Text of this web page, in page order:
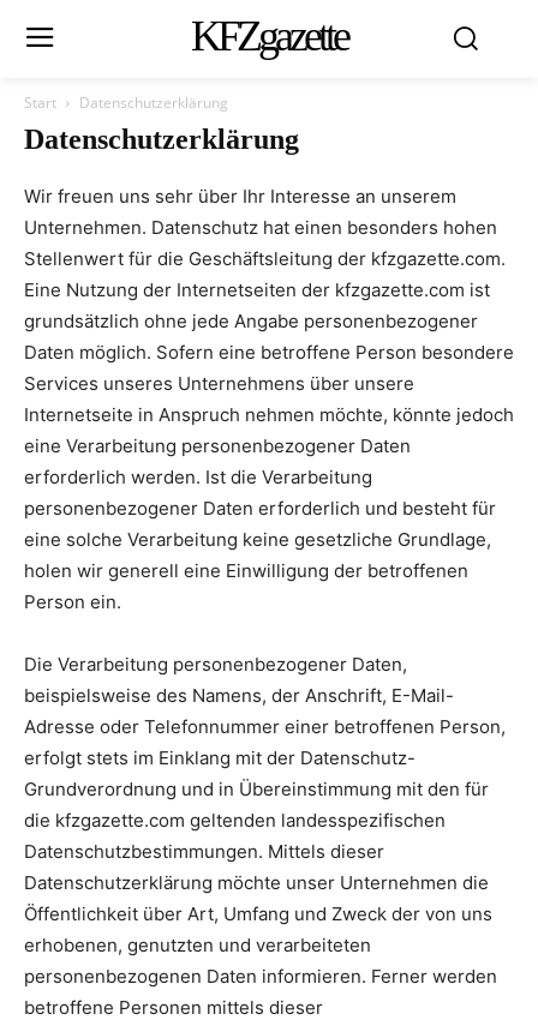
KFZgazette
Start Datenschutzerklärung
Datenschutzerklärung
Wir freuen uns sehr über Ihr Interesse an unserem
Unternehmen. Datenschutz hat einen besonders hohen
Stellenwert für die Geschäftsleitung der kfzgazette.com.
Eine Nutzung der Internetseiten der kfzgazette.com ist
grundsätzlich ohne jede Angabe personenbezogener
Daten möglich. Sofern eine betroffene Person besondere
Services unseres Unternehmens über unsere
Internetseite in Anspruch nehmen möchte, könnte jedoch
eine Verarbeitung personenbezogener Daten
erforderlich werden. Ist die Verarbeitung
personenbezogener Daten erforderlich und besteht für
eine solche Verarbeitung keine gesetzliche Grundlage,
holen wir generell eine Einwilligung der betroffenen
Person ein.
Die Verarbeitung personenbezogener Daten,
beispielsweise des Namens, der Anschrift, E-Mail-
Adresse oder Telefonnummer einer betroffenen Person,
erfolgt stets im Einklang mit der Datenschutz-
Grundverordnung und in Übereinstimmung mit den für
die kfzgazette.com geltenden landesspezifischen
Datenschutzbestimmungen. Mittels dieser
Datenschutzerklärung möchte unser Unternehmen die
Öffentlichkeit über Art, Umfang und Zweck der von uns
erhobenen, genutzten und verarbeiteten
personenbezogenen Daten informieren. Ferner werden
betroffene Personen mittels dieser